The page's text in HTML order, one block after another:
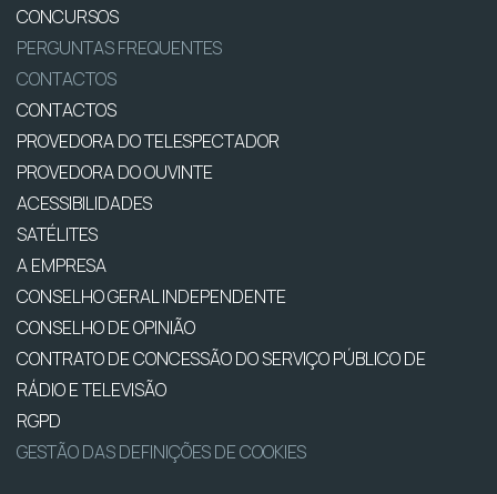
CONCURSOS
PERGUNTAS FREQUENTES
CONTACTOS
CONTACTOS
PROVEDORA DO TELESPECTADOR
PROVEDORA DO OUVINTE
ACESSIBILIDADES
SATÉLITES
A EMPRESA
CONSELHO GERAL INDEPENDENTE
CONSELHO DE OPINIÃO
CONTRATO DE CONCESSÃO DO SERVIÇO PÚBLICO DE
RÁDIO E TELEVISÃO
RGPD
GESTÃO DAS DEFINIÇÕES DE COOKIES